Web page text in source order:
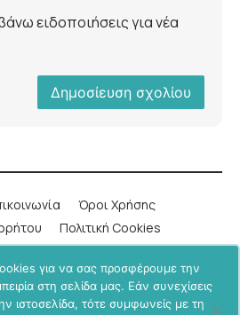
ειδοποιήσεις για νέα
Όροι Χρήσης
Πολιτική Cookies
InstagramYouTubeFacebook
για να σας προσφέρουμε την
στη σελίδα μας. Εάν συνεχίσεις
ιστοσελίδα, τότε συμφωνείς με τη